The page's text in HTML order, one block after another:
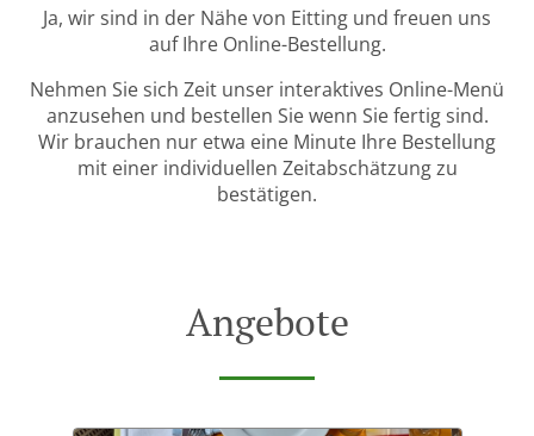
Ja, wir sind in der Nähe von Eitting und freuen uns
auf Ihre Online-Bestellung.
Nehmen Sie sich Zeit unser interaktives Online-Menü
anzusehen und bestellen Sie wenn Sie fertig sind.
Wir brauchen nur etwa eine Minute Ihre Bestellung
mit einer individuellen Zeitabschätzung zu
bestätigen.
Angebote